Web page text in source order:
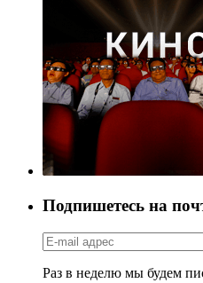
Подпишетесь на
Раз в неделю мы будем